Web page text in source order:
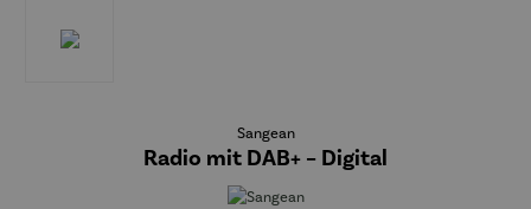
Sangean
Radio mit DAB+ – Digital